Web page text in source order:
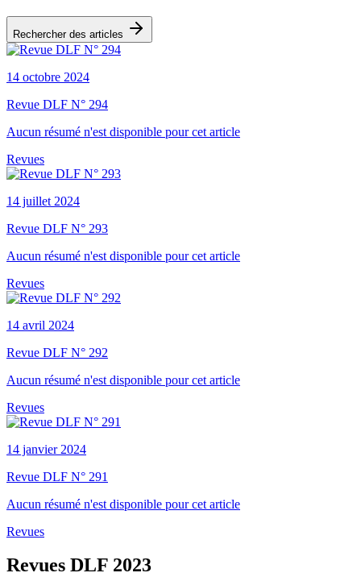
Rechercher des articles
14 octobre 2024
Revue DLF N° 294
Aucun résumé n'est disponible pour cet article
Revues
14 juillet 2024
Revue DLF N° 293
Aucun résumé n'est disponible pour cet article
Revues
14 avril 2024
Revue DLF N° 292
Aucun résumé n'est disponible pour cet article
Revues
14 janvier 2024
Revue DLF N° 291
Aucun résumé n'est disponible pour cet article
Revues
Revues DLF 2023